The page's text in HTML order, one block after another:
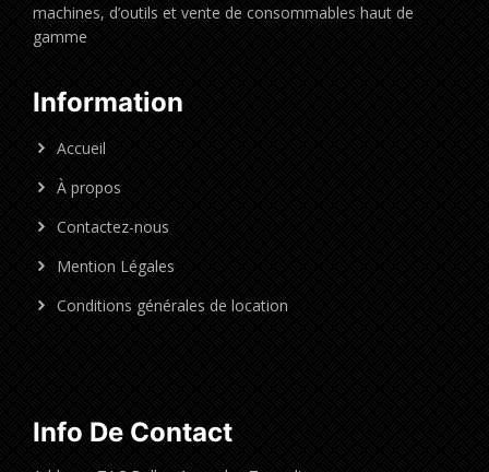
machines, d’outils et vente de consommables haut de
gamme
Information
Accueil
À propos
Contactez-nous
Mention Légales
Conditions générales de location
Info De Contact